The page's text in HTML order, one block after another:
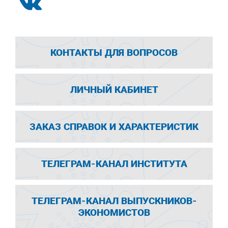
КОНТАКТЫ ДЛЯ ВОПРОСОВ
ЛИЧНЫЙ КАБИНЕТ
ЗАКАЗ СПРАВОК И ХАРАКТЕРИСТИК
ТЕЛЕГРАМ-КАНАЛ ИНСТИТУТА
ТЕЛЕГРАМ-КАНАЛ ВЫПУСКНИКОВ-
ЭКОНОМИСТОВ